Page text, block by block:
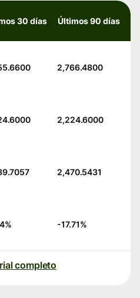
30 días Últimos 90 días
2,766.4800
2,224.6000
2,470.5431
% -17.71%
completo